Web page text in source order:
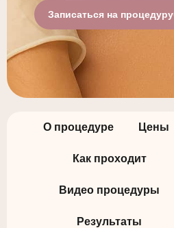
Записаться на процедуру
О процедуре Цены
Как проходит
Видео процедуры
Результаты